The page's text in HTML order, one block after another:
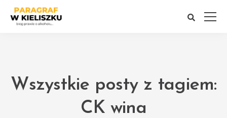
Wszystkie posty z tagiem:
CK wina